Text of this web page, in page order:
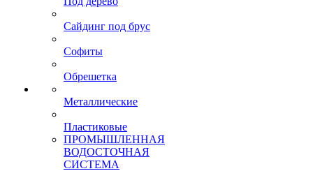
Сайдинг под брус
Софиты
Обрешетка
Металлические
Пластиковые
ПРОМЫШЛЕННАЯ
ВОДОСТОЧНАЯ
СИСТЕМА